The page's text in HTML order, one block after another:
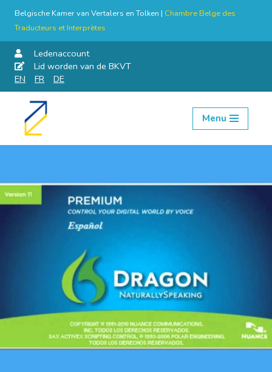
Belgische Kamer van Vertalers en Tolken | Chambre Belge des
Traducteurs et Interprètes
Ledenaccount
Lid worden van de BKVT
EN
FR DE
Skip
Menu